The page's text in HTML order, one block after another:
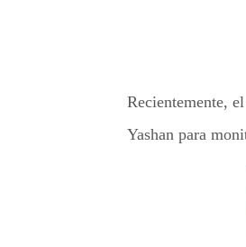
Recientemente,
Yashan para